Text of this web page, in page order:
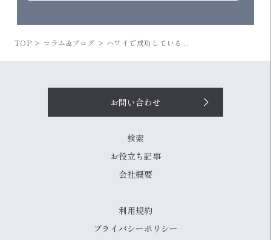
TOP コラム&ブログ ハワイで成功している...
お問い合わせ
検索
お役立ち記事
会社概要
利用規約
プライバシーポリシー